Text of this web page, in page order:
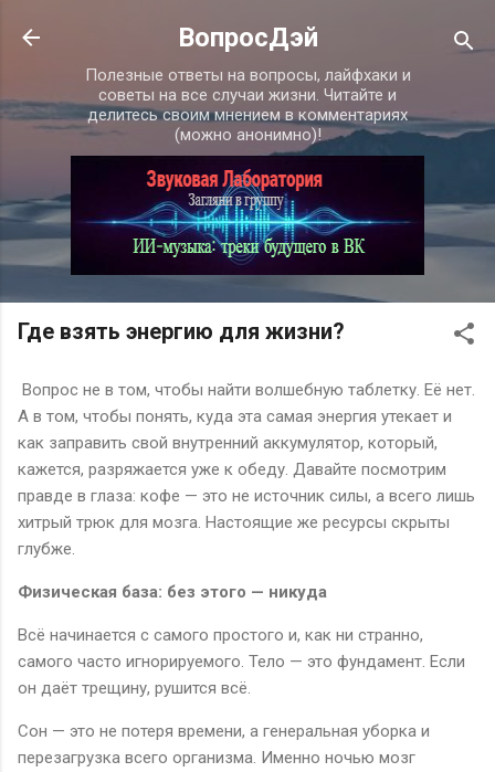
К основному контенту
ВопросДэй
Полезные ответы на вопросы, лайфхаки и
советы на все случаи жизни. Читайте и
делитесь своим мнением в комментариях
(можно анонимно)!
Где взять энергию для жизни?
Вопрос не в том, чтобы найти волшебную таблетку. Её нет.
А в том, чтобы понять, куда эта самая энергия утекает и
как заправить свой внутренний аккумулятор, который,
кажется, разряжается уже к обеду. Давайте посмотрим
правде в глаза: кофе — это не источник силы, а всего лишь
хитрый трюк для мозга. Настоящие же ресурсы скрыты
глубже.
Физическая база: без этого — никуда
Всё начинается с самого простого и, как ни странно,
самого часто игнорируемого. Тело — это фундамент. Если
он даёт трещину, рушится всё.
Сон — это не потеря времени, а генеральная уборка и
перезагрузка всего организма. Именно ночью мозг